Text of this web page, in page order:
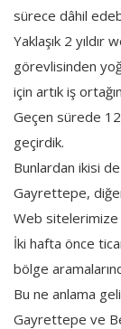
sürece dâhil
Yaklaşık 2
görevlisinden
için artık iş
Geçen sürede
geçirdik.
Bunlardan ikisi
Gayrettepe,
Web sitelerimize
İki hafta önce
bölge
Bu ne anlama
Gayrettepe ve